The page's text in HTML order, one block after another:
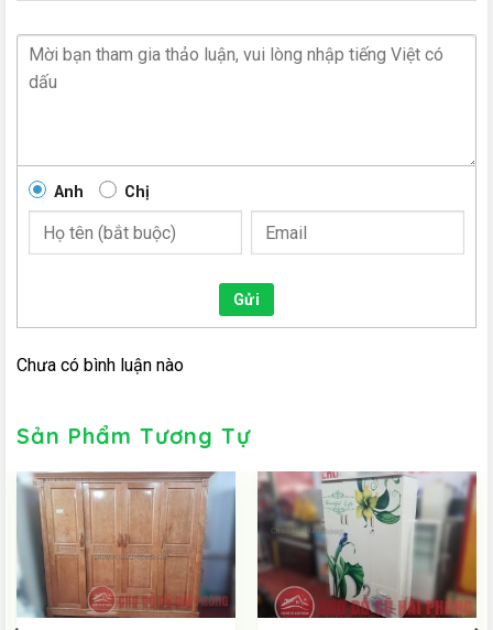
Anh Chị
Gửi
Chưa có bình luận nào
Sản Phẩm Tương Tự